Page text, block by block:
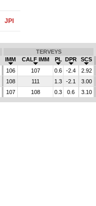
JPI
TERVEYS
IMM CALF IMM PL DPR SCS
106 107 0.6 -2.4 2.92
108 111 1.3 -2.1 3.00
107 108 0.3 0.6 3.10